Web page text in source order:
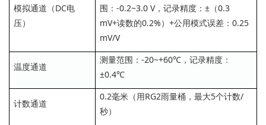
模拟通道（DC电
压）
围：-0.2~3.0 V，记录精度：±（0.3
mV+读数的0.2%）+公用模式误差：0.25
mV/V
温度通道
测量范围：-20~+60℃，记录精度：
±0.4℃
计数通道
0.2毫米（用RG2雨量桶，最大5个计数/
秒）